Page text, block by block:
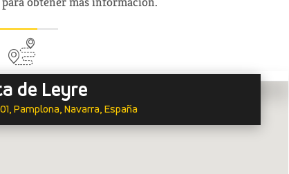
de Leyre
Pamplona, Navarra, España